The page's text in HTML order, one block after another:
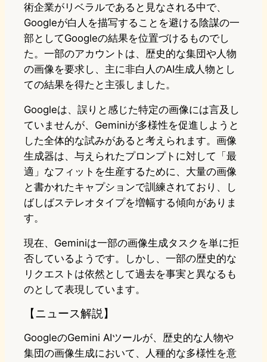
術企業がリベラルであると見なされる中で、
Googleが白人を描写することを避ける陰謀の一
部としてGoogleの結果を位置づけるものでし
た。一部のアカウントは、歴史的な集団や人物
の画像を要求し、主に非白人のAI生成人物とし
ての結果を得たと主張しました。
Googleは、誤りと感じた特定の画像には言及し
ていませんが、Geminiが多様性を促進しようと
した全体的な試みがあると考えられます。画像
生成器は、与えられたプロンプトに対して「最
適」なフィットを生産するために、大量の画像
と書かれたキャプションで訓練されており、し
ばしばステレオタイプを増幅する傾向がありま
す。
現在、Geminiは一部の画像生成タスクを単に拒
否しているようです。しかし、一部の歴史的な
リクエストは依然として過去を事実と異なるも
のとして表現しています。
【ニュース解説】
GoogleのGemini AIツールが、歴史的な人物や
集団の画像生成において、人種的な多様性を意